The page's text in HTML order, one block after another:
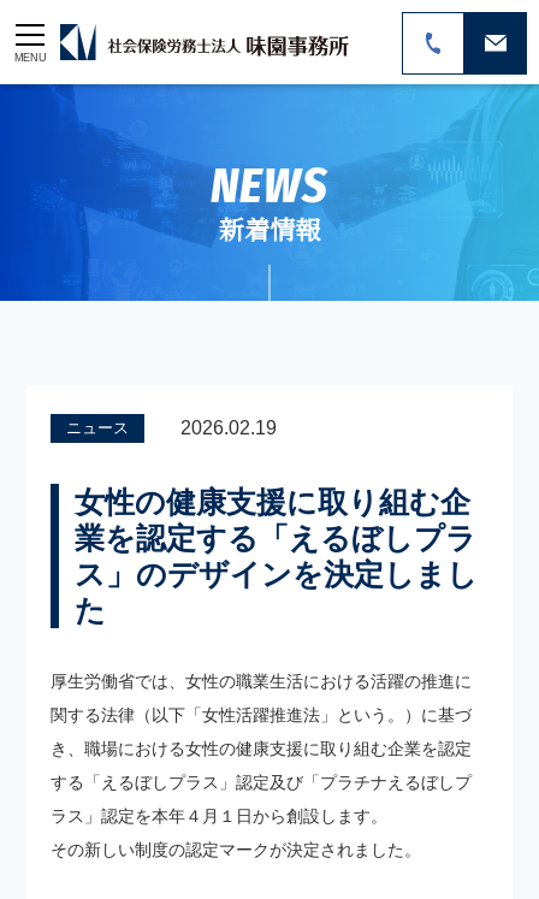
MENU
NEWS
新着情報
ニュース 2026.02.19
女性の健康支援に取り組む企
業を認定する「えるぼしプラ
ス」のデザインを決定しまし
た
厚生労働省では、女性の職業生活における活躍の推進に
関する法律（以下「女性活躍推進法」という。）に基づ
き、職場における女性の健康支援に取り組む企業を認定
する「えるぼしプラス」認定及び「プラチナえるぼしプ
ラス」認定を本年４月１日から創設します。
その新しい制度の認定マークが決定されました。